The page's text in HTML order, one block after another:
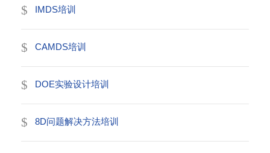
IMDS培训
CAMDS培训
DOE实验设计培训
8D问题解决方法培训